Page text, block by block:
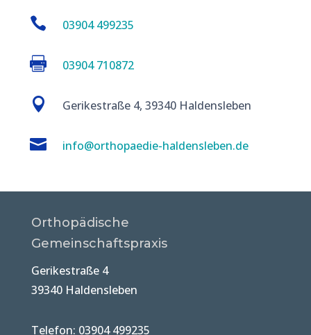
 03904 499235
 03904 710872
 Gerikestraße 4, 39340 Haldensleben
 info@orthopaedie-haldensleben.de
Orthopädische
Gemeinschaftspraxis
Gerikestraße 4
39340 Haldensleben
Telefon: 03904 499235